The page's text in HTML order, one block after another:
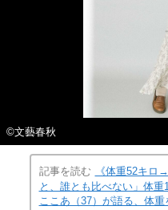
©︎文藝春秋
記事を読む
《体重52キロ
と、誰とも比べない」体
ここあ（37）が語る、体